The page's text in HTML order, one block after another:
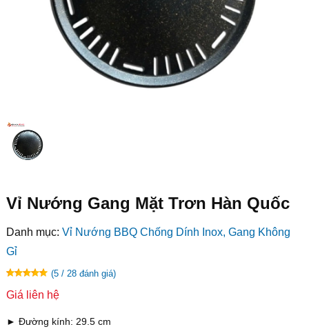
Vỉ Nướng Gang Mặt Trơn Hàn Quốc
Danh mục: Vỉ Nướng BBQ Chống Dính Inox, Gang Không
Gỉ
(5 / 28 đánh giá)
Giá liên hệ
► Đường kính: 29.5 cm